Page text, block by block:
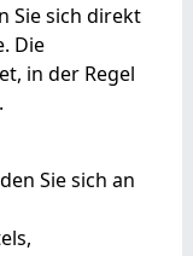
Sie sich direkt
Die
in der Regel
Sie sich an